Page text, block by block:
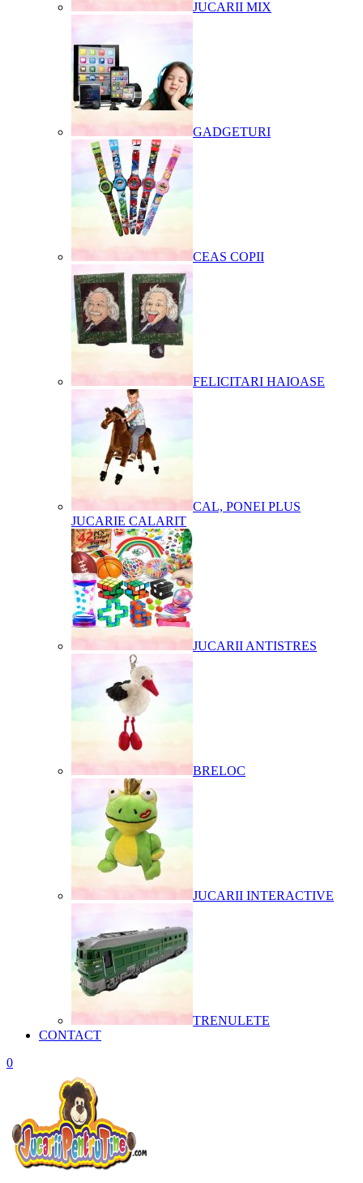
JUCARII MIX
GADGETURI
CEAS COPII
FELICITARI HAIOASE
CAL, PONEI PLUS
JUCARIE CALARIT
JUCARII ANTISTRES
BRELOC
JUCARII INTERACTIVE
TRENULETE
CONTACT
0